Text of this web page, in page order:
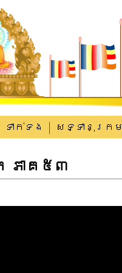
ទាក់​ទង
សទ្ទានុក្រម
ភាគ៥៣